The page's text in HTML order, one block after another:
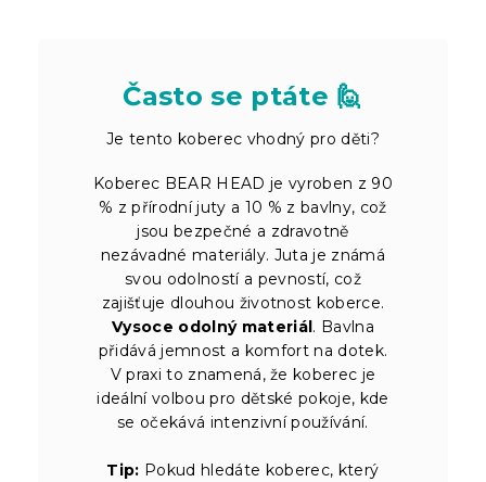
Často se ptáte 🙋
Je tento koberec vhodný pro děti?
Koberec BEAR HEAD je vyroben z 90
% z přírodní juty a 10 % z bavlny, což
jsou bezpečné a zdravotně
nezávadné materiály. Juta je známá
svou odolností a pevností, což
zajišťuje dlouhou životnost koberce.
Vysoce odolný materiál. Bavlna
přidává jemnost a komfort na dotek.
V praxi to znamená, že koberec je
ideální volbou pro dětské pokoje, kde
se očekává intenzivní používání.
Tip: Pokud hledáte koberec, který